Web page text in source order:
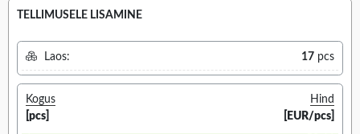
TELLIMUSELE LISAMINE
Laos: 17 pcs
Kogus
[pcs]
Hind
[EUR/pcs]